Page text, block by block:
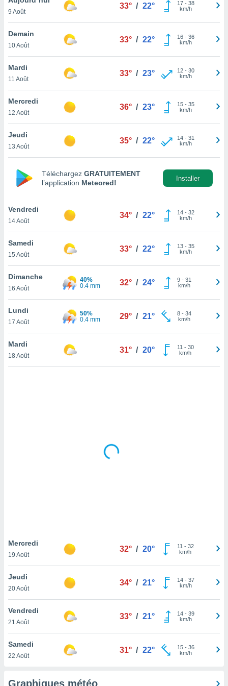
et
»,
au
vous
qu'ils
ou
le
ainsi
un
la
du
votre
à
en
le
notre
que
et que
9 Août
33° / 22° 17- 38
km/h
Demain
10 Août
33° / 22° 16- 36
km/h
Mardi
11 Août
33° / 23° 12- 30
km/h
Mercredi
12 Août
36° / 23° 15- 35
km/h
Jeudi
13 Août
35° / 22° 14- 31
km/h
Téléchargez GRATUITEMENT
l’application Meteored!
Installer
Vendredi
14 Août
34° / 22° 14- 32
km/h
Samedi
15 Août
33° / 22° 13- 35
km/h
Dimanche
16 Août
40%
0.4 mm
32° / 24° 9- 31
km/h
Lundi
17 Août
50%
0.4 mm
29° / 21° 8- 34
km/h
Mardi
18 Août
31° / 20° 11 - 30
km/h
Mercredi
19 Août
32° / 20° 11 - 32
km/h
Jeudi
20 Août
34° / 21° 14- 37
km/h
Vendredi
21 Août
33° / 21° 14- 39
km/h
Samedi
22 Août
31° / 22° 15- 36
km/h
Graphiques météo